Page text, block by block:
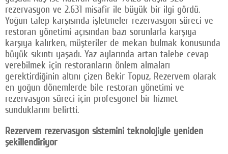
rezervasyon ve 2.631 misafir ile büyük bir ilgi gördü.
Yoğun talep karşısında işletmeler rezervasyon süreci ve
restoran yönetimi açısından bazı sorunlarla karşıya
karşıya kalırken, müşteriler de mekan bulmak konusunda
büyük sıkıntı yaşadı. Yaz aylarında artan talebe cevap
verebilmek için restoranların önlem almaları
gerektirdiğinin altını çizen Bekir Topuz, Rezervem olarak
en yoğun dönemlerde bile restoran yönetimi ve
rezervasyon süreci için profesyonel bir hizmet
sunduklarını belirtti.
Rezervem rezervasyon sistemini teknolojiyle yeniden
şekillendiriyor